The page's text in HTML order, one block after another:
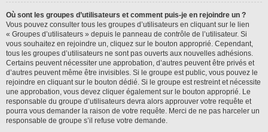
Où sont les groupes d’utilisateurs et comment puis-je en rejoindre un ?
Vous pouvez consulter tous les groupes d’utilisateurs en cliquant sur le lien
« Groupes d’utilisateurs » depuis le panneau de contrôle de l’utilisateur. Si
vous souhaitez en rejoindre un, cliquez sur le bouton approprié. Cependant,
tous les groupes d’utilisateurs ne sont pas ouverts aux nouvelles adhésions.
Certains peuvent nécessiter une approbation, d’autres peuvent être privés et
d’autres peuvent même être invisibles. Si le groupe est public, vous pouvez le
rejoindre en cliquant sur le bouton dédié. Si le groupe est restreint et nécessite
une approbation, vous devez cliquer également sur le bouton approprié. Le
responsable du groupe d’utilisateurs devra alors approuver votre requête et
pourra vous demander la raison de votre requête. Merci de ne pas harceler un
responsable de groupe s’il refuse votre demande.